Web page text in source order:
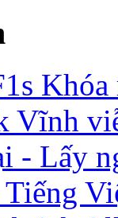
Vĩnh
- Lấy